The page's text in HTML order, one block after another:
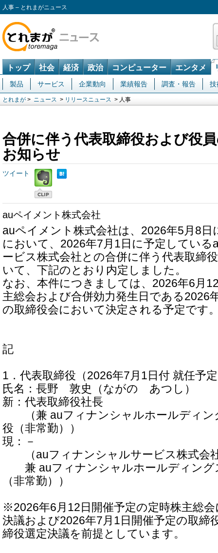
人事 – とれまがニュース
トップ 社会 経済 政治 コンピューター エンタメ
製品 サービス 企業動向 業績報告 調査・報告 技
とれまが > ニュース > リリースニュース > 人事
合併に伴う代表取締役および役
お知らせ
ツイート
auペイメント株式会社
auペイメント株式会社は、2026年5月8日
において、2026年7月1日に予定してい
ービス株式会社との合併に伴う代表取締
いて、下記のとおり内定しました。
なお、本件につきましては、2026年6月
主総会および合併効力発生日である2026
の取締役会において決定される予定です
記
1．代表取締役（2026年7月1日付 就任予
氏名：長野 敦史（ながの あつし）
新：代表取締役社長
（兼 auフィナンシャルホールディン
役（非常勤））
現：－
（auフィナンシャルサービス株式会
兼 auフィナンシャルホールディング
（非常勤））
※2026年6月12日開催予定の定時株主総
決議および2026年7月1日開催予定の取締
締役選定決議を前提としています。